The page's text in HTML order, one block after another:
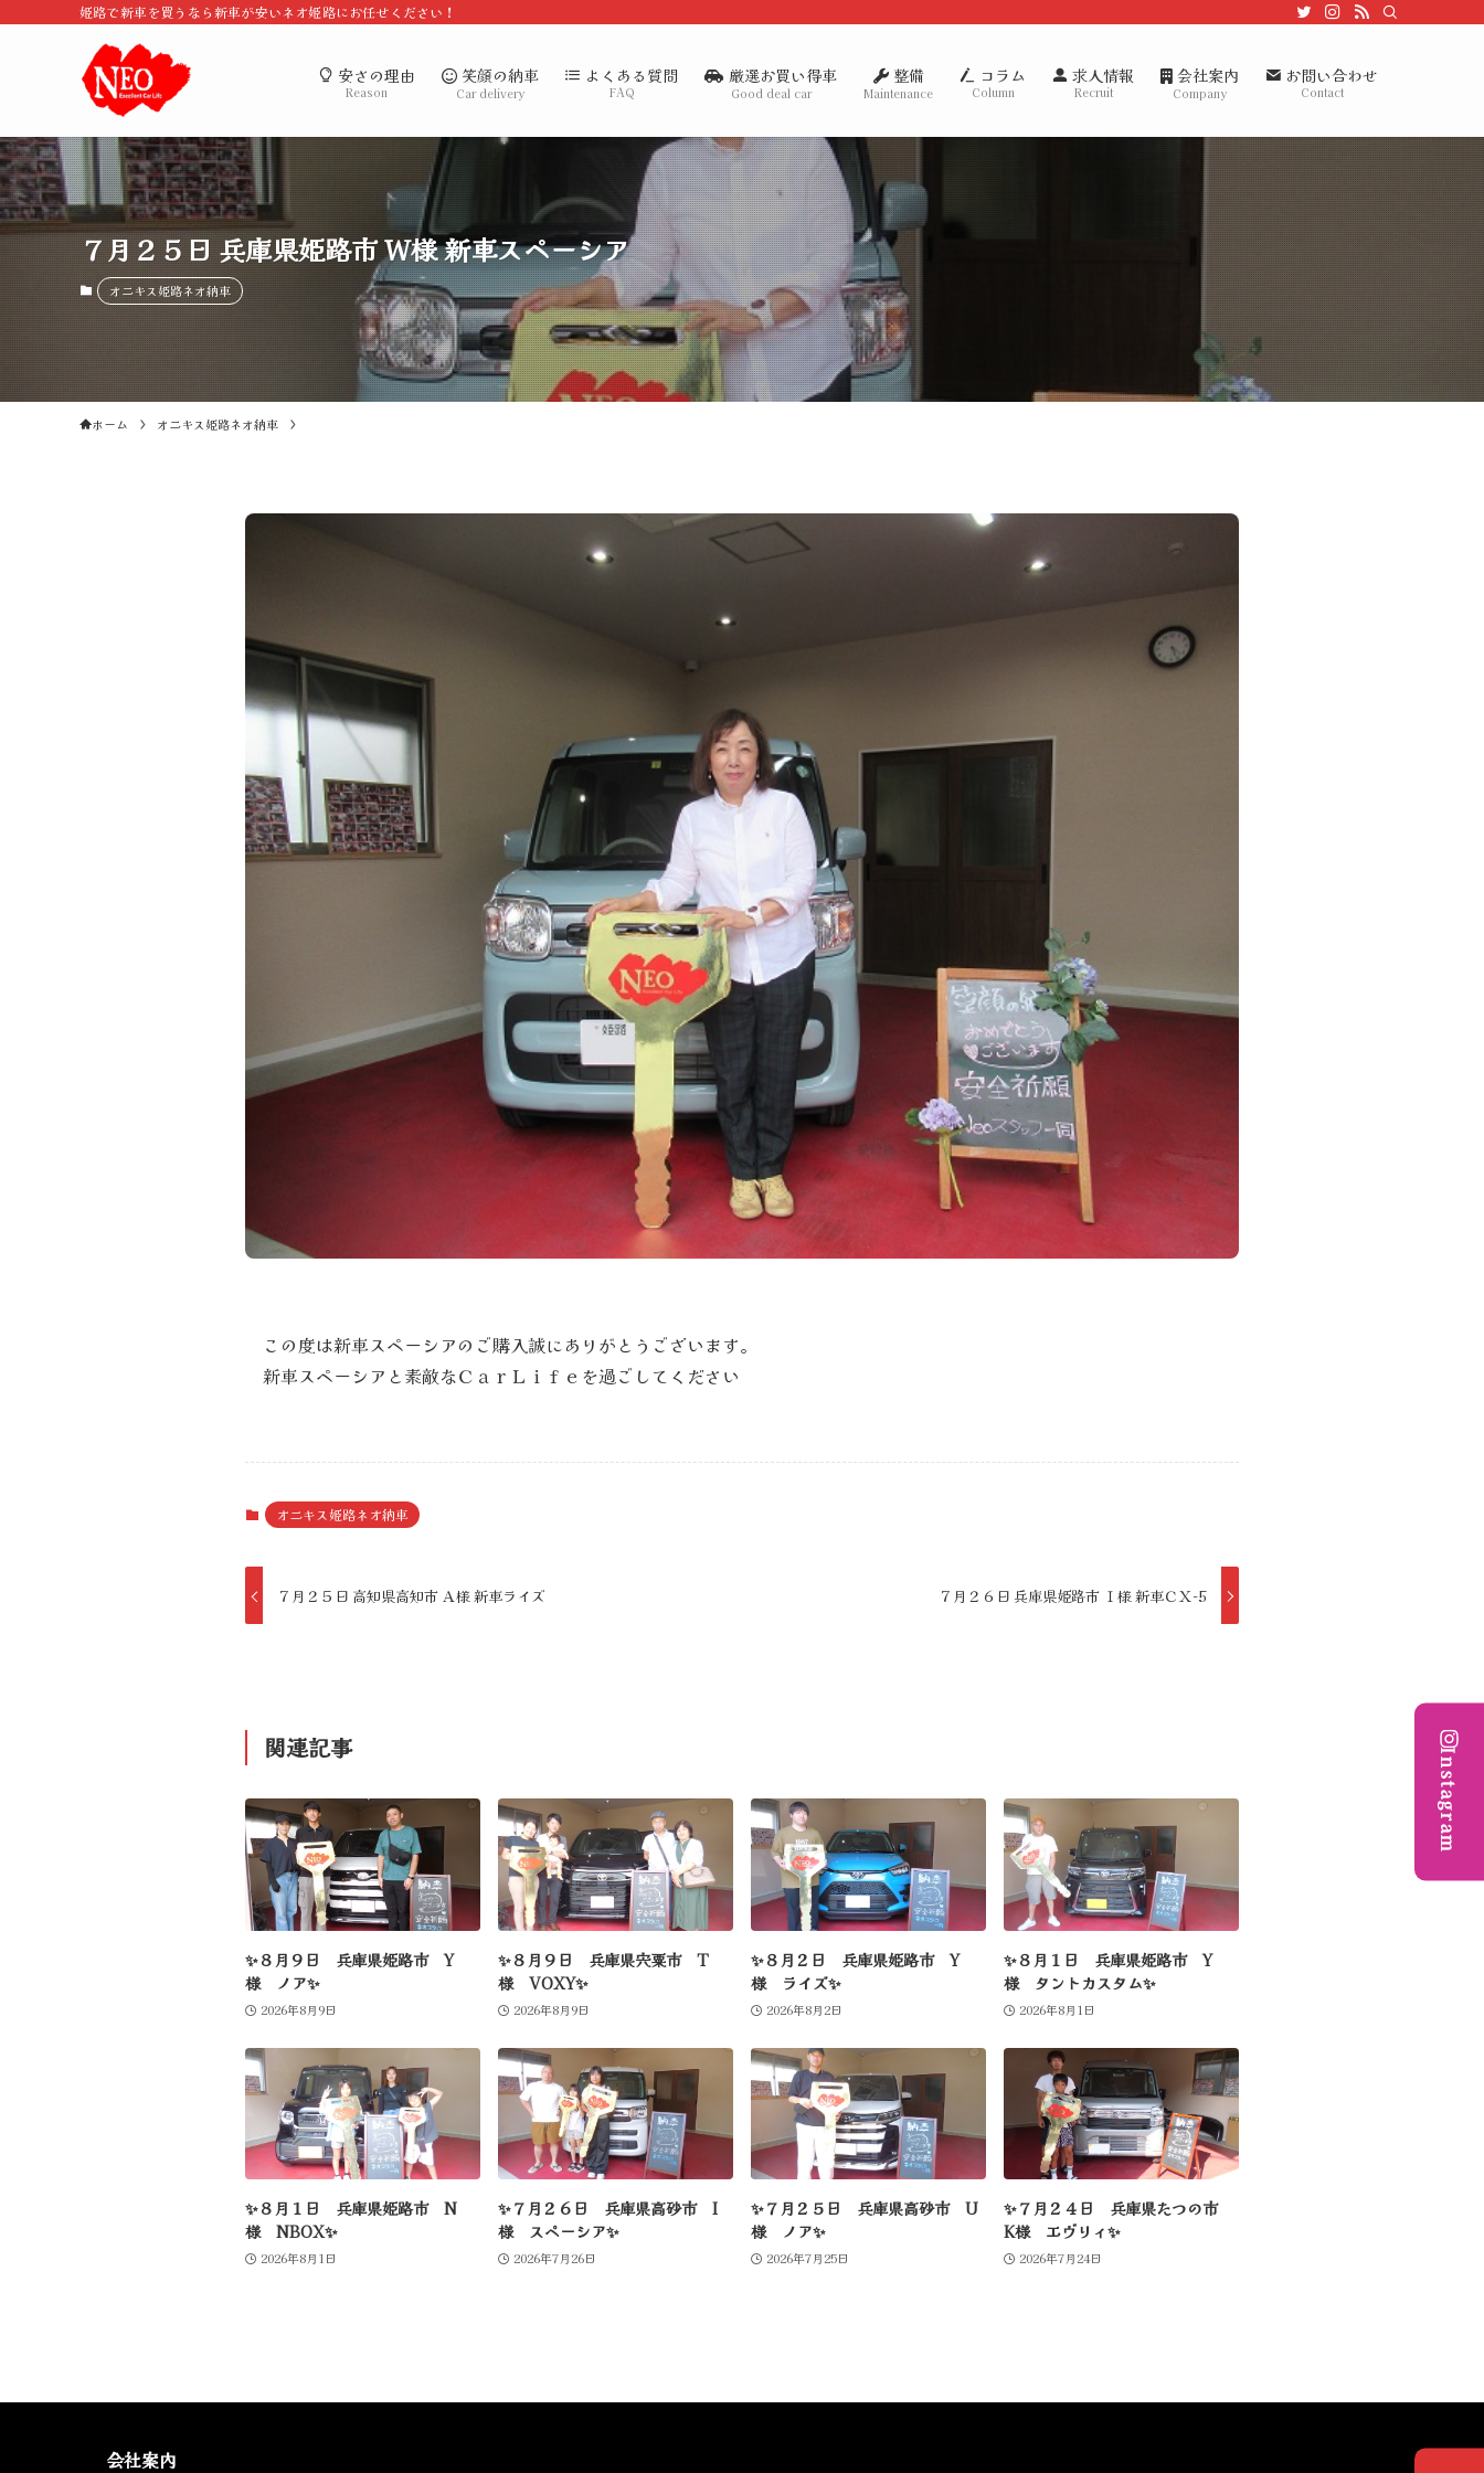
姫路で新車を買うなら新車が安いネオ姫路にお任せください！
安さの理由
Reason
笑顔の納車
Car delivery
よくある質問
FAQ
厳選お買い得車
Good deal car
整備
Maintenance
コラム
Column
求人情報
Recruit
会社案内
Company
お問い合わせ
Contact
７月２５日 兵庫県姫路市 Ｗ様 新車スペーシア
オニキス姫路ネオ納車
ホーム オニキス姫路ネオ納車
この度は新車スペーシアのご購入誠にありがとうございます。
新車スペーシアと素敵なＣａｒＬｉｆｅを過ごしてください
オニキス姫路ネオ納車
７月２５日 高知県高知市 Ａ様 新車ライズ ７月２６日 兵庫県姫路市 Ｉ様 新車ＣＸ-5
関連記事
✨８月９日 兵庫県姫路市 Y
様 ノア✨
2026年8月9日
✨８月９日 兵庫県宍粟市 T
様 VOXY✨
2026年8月9日
✨８月２日 兵庫県姫路市 Y
様 ライズ✨
2026年8月2日
✨８月１日 兵庫県姫路市 Y
様 タントカスタム✨
2026年8月1日
✨８月１日 兵庫県姫路市 N
様 NBOX✨
2026年8月1日
✨７月２６日 兵庫県高砂市 I
様 スペーシア✨
2026年7月26日
✨７月２５日 兵庫県高砂市 U
様 ノア✨
2026年7月25日
✨７月２４日 兵庫県たつの市
K様 エヴリィ✨
2026年7月24日
Instagram
会社案内